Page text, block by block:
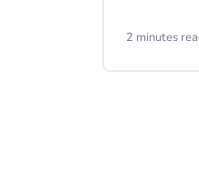
2 minutes